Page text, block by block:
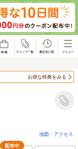
お得な特典をみる
地図・アクセス
配布中